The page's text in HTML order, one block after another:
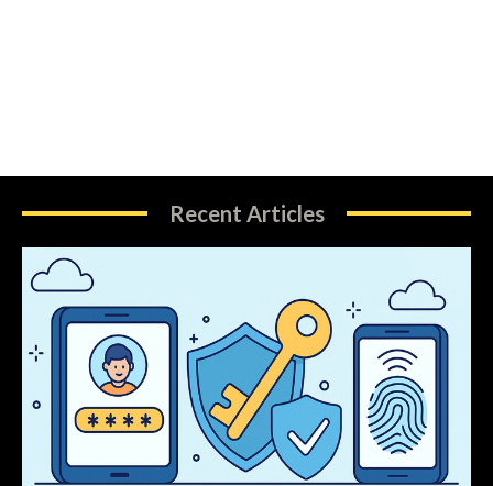
Recent Articles